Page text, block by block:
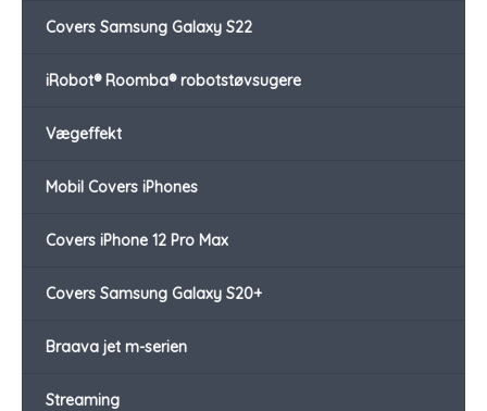
Covers Samsung Galaxy S22
iRobot® Roomba® robotstøvsugere
Vægeffekt
Mobil Covers iPhones
Covers iPhone 12 Pro Max
Covers Samsung Galaxy S20+
Braava jet m-serien
Streaming